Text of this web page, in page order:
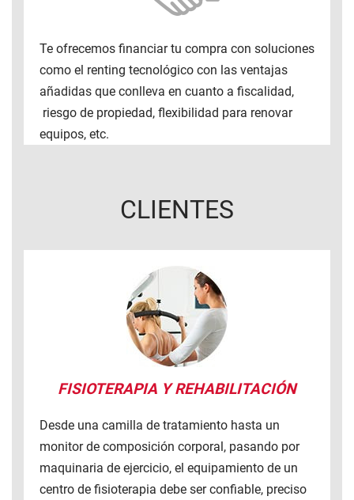
Te ofrecemos financiar tu compra con soluciones
como el renting tecnológico con las ventajas
añadidas que conlleva en cuanto a fiscalidad,
riesgo de propiedad, flexibilidad para renovar
equipos, etc.
CLIENTES
FISIOTERAPIA Y REHABILITACIÓN
Desde una camilla de tratamiento hasta un
monitor de composición corporal, pasando por
maquinaria de ejercicio, el equipamiento de un
centro de fisioterapia debe ser confiable, preciso